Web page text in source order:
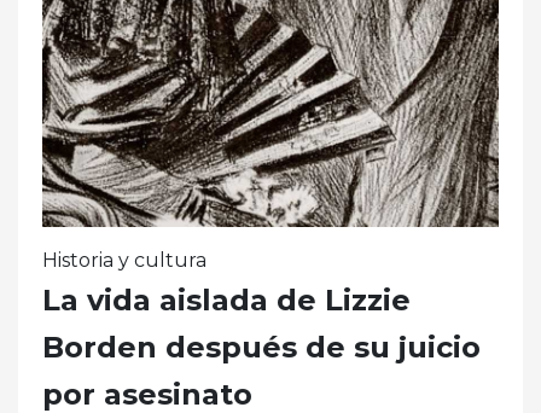
Historia y cultura
La vida aislada de Lizzie
Borden después de su juicio
por asesinato